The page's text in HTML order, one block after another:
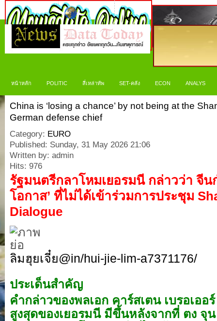
หน้าหลัก POLITIC สี่เหล่าทัพ SET-คลัง ECON ANALYS
China is ‘losing a chance’ by not being at the
German defense chief
Category: EURO
Published: Sunday, 31 May 2026 21:06
Written by: admin
Hits: 976
รัฐมนตรีกลาโหมเยอรมนี กล่าวว่า จีน
โอกาส’ ที่ไม่ได้เข้าร่วมการประชุม
Dialogue
ลิมฮุยเจี๋ย@in/hui-jie-lim-a7371176/
ประเด็นสำคัญ
คำกล่าวของพลเอก คาร์สเตน เบรอเอ
สูงสุดของเยอรมนี มีขึ้นหลังจากที่ ตง จุ